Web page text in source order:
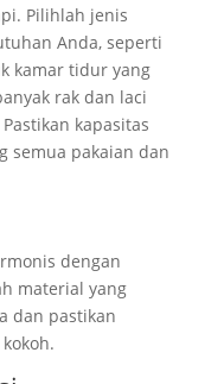
Pilihlah jenis
Anda, seperti
kamar tidur yang
rak dan laci
kapasitas
semua pakaian dan
dengan
material yang
dan pastikan